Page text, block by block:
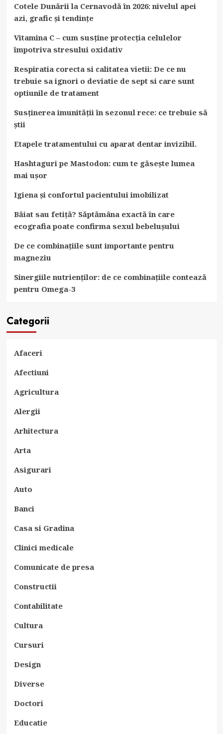
Cotele Dunării la Cernavodă în 2026: nivelul apei
azi, grafic și tendințe
Vitamina C – cum susține protecția celulelor
împotriva stresului oxidativ
Respiratia corecta si calitatea vietii: De ce nu
trebuie sa ignori o deviatie de sept si care sunt
optiunile de tratament
Susținerea imunității în sezonul rece: ce trebuie să
știi
Etapele tratamentului cu aparat dentar invizibil.
Hashtaguri pe Mastodon: cum te găsește lumea
mai ușor
Igiena și confortul pacientului imobilizat
Băiat sau fetiță? Săptămâna exactă în care
ecografia poate confirma sexul bebelușului
De ce combinațiile sunt importante pentru
magneziu
Sinergiile nutrienților: de ce combinațiile contează
pentru Omega-3
Categorii
Afaceri
Afectiuni
Agricultura
Alergii
Arhitectura
Arta
Asigurari
Auto
Banci
Casa si Gradina
Clinici medicale
Comunicate de presa
Constructii
Contabilitate
Cultura
Cursuri
Design
Diverse
Doctori
Educatie